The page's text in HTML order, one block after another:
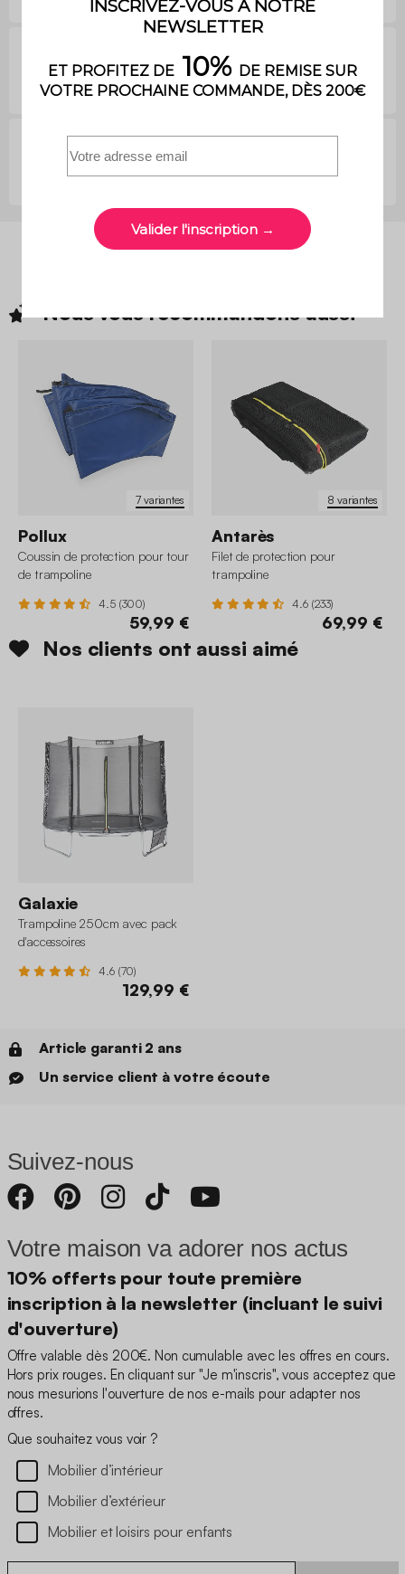
Questions clients
Avis des clients
Nous vous recommandonsaussi
7 variantes
Pollux
Coussin de protection pour tour
de trampoline
4.5 (300)
59,99 €
8 variantes
Antarès
Filet de protection pour
trampoline
4.6 (233)
69,99 €
Nos clients ont aussi aimé
Galaxie
Trampoline 250cm avec pack
d'accessoires
4.6 (70)
129,99 €
Article garanti 2 ans
Un service client à votre écoute
Suivez-nous
Votre maison va adorer nos actus
10% offerts pour toute première
inscription à la newsletter (incluant le suivi
d'ouverture)
Offre valable dès 200€. Non cumulable avec les offres en cours.
Hors prix rouges. En cliquant sur "Je m'inscris", vous acceptez que
nous mesurions l'ouverture de nos e-mails pour adapter nos
offres.
Que souhaitez vous voir ?
Mobilier d’intérieur
Mobilier d’extérieur
Mobilier et loisirs pour enfants